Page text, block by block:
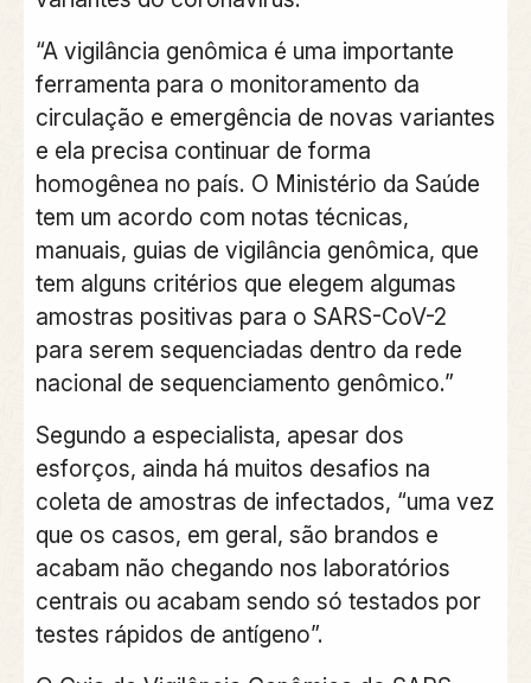
“A vigilância genômica é uma importante
ferramenta para o monitoramento da
circulação e emergência de novas variantes
e ela precisa continuar de forma
homogênea no país. O Ministério da Saúde
tem um acordo com notas técnicas,
manuais, guias de vigilância genômica, que
tem alguns critérios que elegem algumas
amostras positivas para o SARS-CoV-2
para serem sequenciadas dentro da rede
nacional de sequenciamento genômico.”
Segundo a especialista, apesar dos
esforços, ainda há muitos desafios na
coleta de amostras de infectados, “uma vez
que os casos, em geral, são brandos e
acabam não chegando nos laboratórios
centrais ou acabam sendo só testados por
testes rápidos de antígeno”.